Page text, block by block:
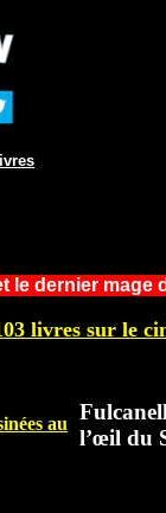
le dernier mage
livres sur le
au
l’œil du